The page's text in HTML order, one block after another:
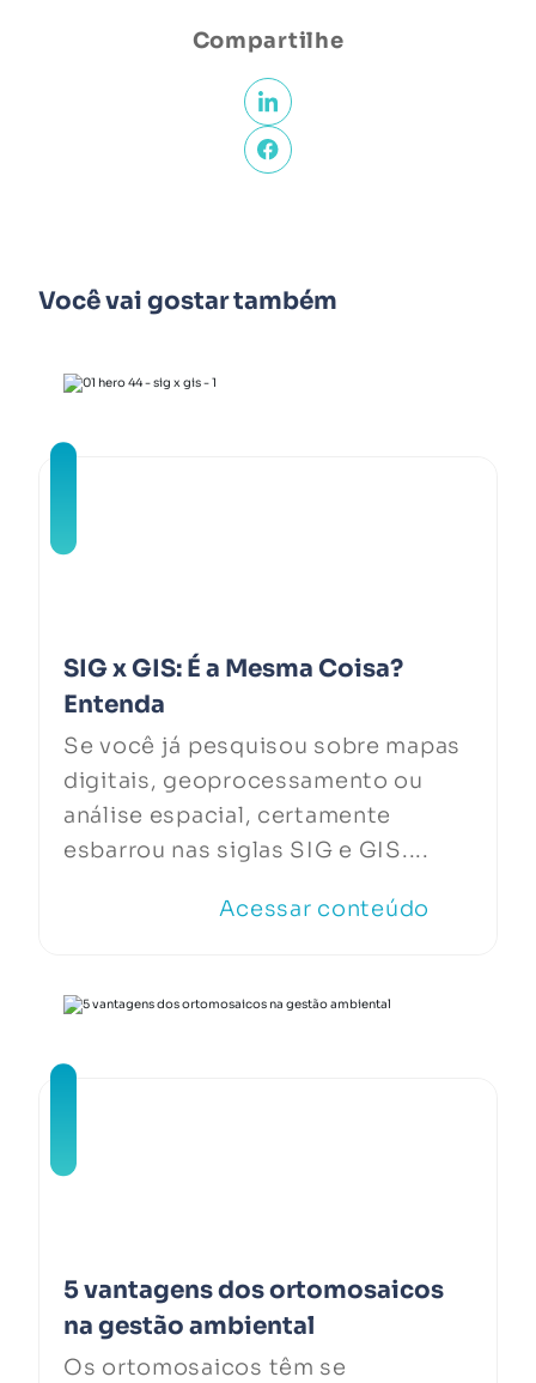
Compartilhe
Você vai gostar também
SIG x GIS: É a Mesma Coisa?
Entenda
Se você já pesquisou sobre mapas
digitais, geoprocessamento ou
análise espacial, certamente
esbarrou nas siglas SIG e GIS....
Acessar conteúdo
5 vantagens dos ortomosaicos
na gestão ambiental
Os ortomosaicos têm se